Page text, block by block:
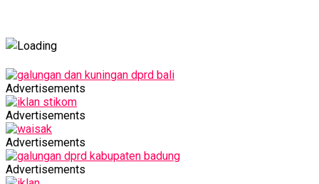
Advertisements
Advertisements
Advertisements
Advertisements